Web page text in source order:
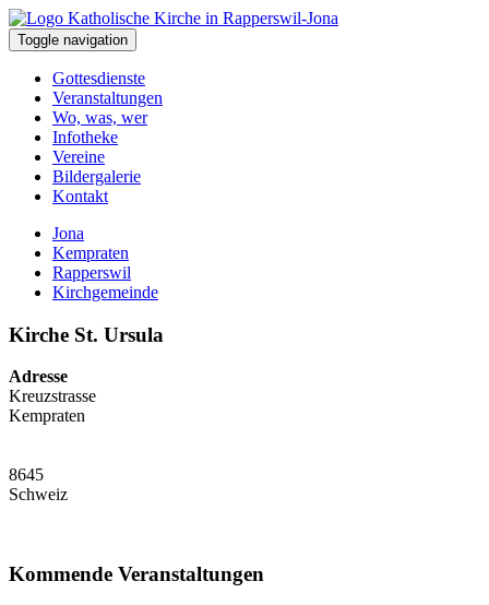
Toggle navigation
Gottesdienste
Veranstaltungen
Wo, was, wer
Infotheke
Vereine
Bildergalerie
Kontakt
Jona
Kempraten
Rapperswil
Kirchgemeinde
Kirche St. Ursula
Adresse
Kreuzstrasse
Kempraten
8645
Schweiz
Kommende Veranstaltungen